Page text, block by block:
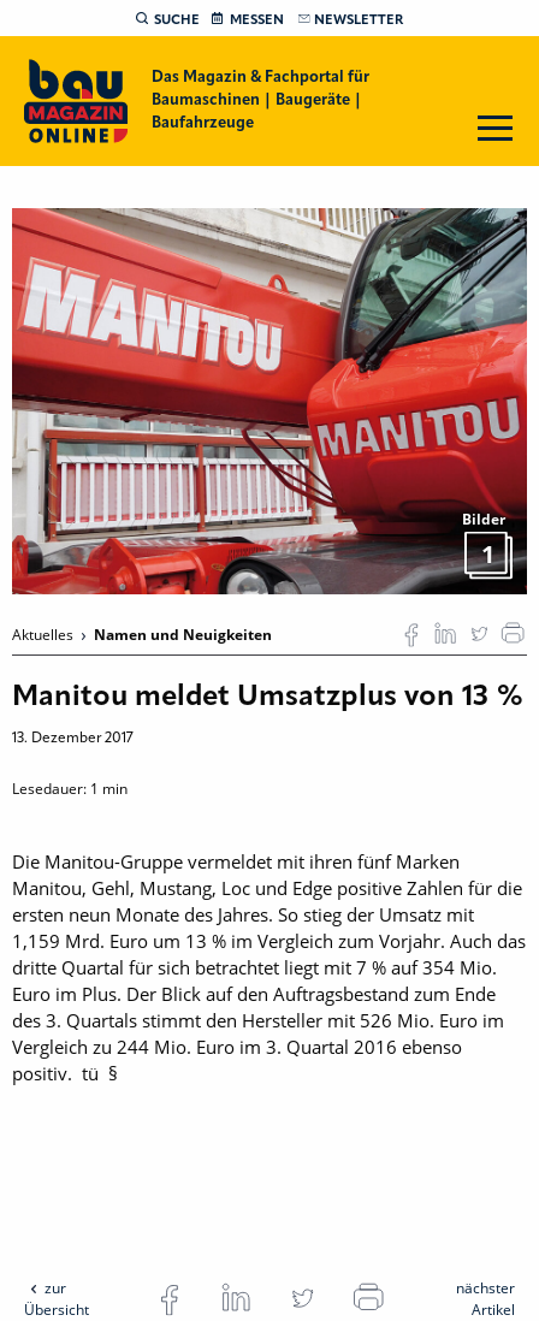
SUCHE MESSEN NEWSLETTER
Das Magazin & Fachportal für
Baumaschinen | Baugeräte |
Baufahrzeuge
Bilder
1
Aktuelles Namen und Neuigkeiten
Manitou meldet Umsatzplus von 13 %
13. Dezember 2017
Lesedauer: 1 min
Die Manitou-Gruppe vermeldet mit ihren fünf Marken
Manitou, Gehl, Mustang, Loc und Edge positive Zahlen für die
ersten neun Monate des Jahres. So stieg der Umsatz mit
1,159 Mrd. Euro um 13 % im Vergleich zum Vorjahr. Auch das
dritte Quartal für sich betrachtet liegt mit 7 % auf 354 Mio.
Euro im Plus. Der Blick auf den Auftragsbestand zum Ende
des 3. Quartals stimmt den Hersteller mit 526 Mio. Euro im
Vergleich zu 244 Mio. Euro im 3. Quartal 2016 ebenso
positiv. tü §
zur
Übersicht
nächster
Artikel